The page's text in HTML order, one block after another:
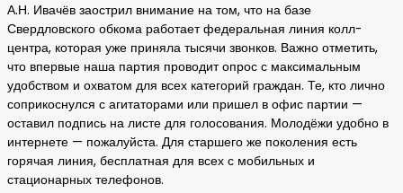
А.Н. Ивачёв заострил внимание на том, что на базе
Свердловского обкома работает федеральная линия колл-
центра, которая уже приняла тысячи звонков. Важно отметить,
что впервые наша партия проводит опрос с максимальным
удобством и охватом для всех категорий граждан. Те, кто лично
соприкоснулся с агитаторами или пришел в офис партии —
оставил подпись на листе для голосования. Молодёжи удобно в
интернете — пожалуйста. Для старшего же поколения есть
горячая линия, бесплатная для всех с мобильных и
стационарных телефонов.